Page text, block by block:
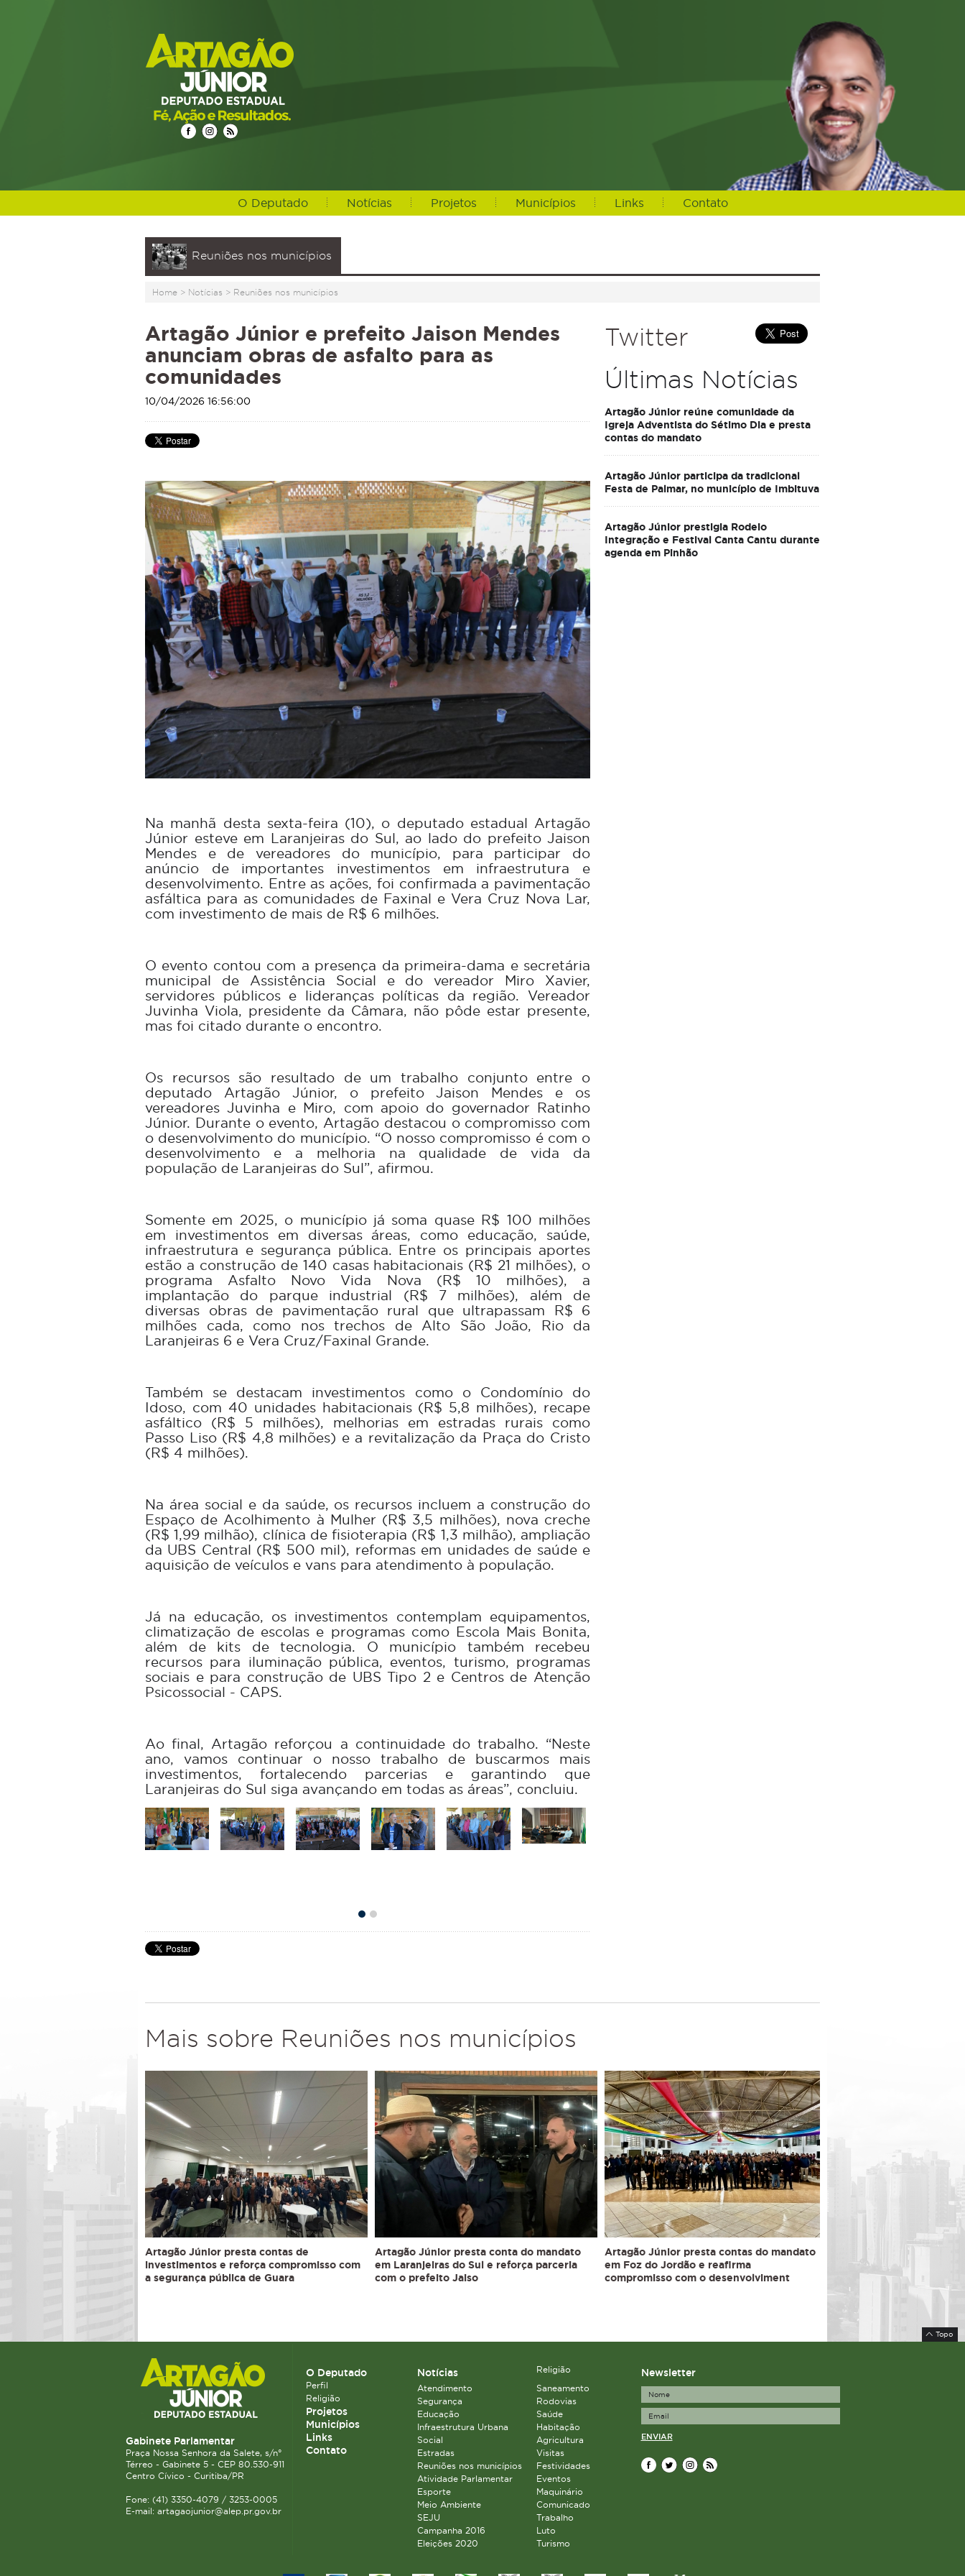
O Deputado Notícias Projetos Municípios Links Contato
Reuniões nos municípios
Home > Notícias > Reuniões nos municípios
Artagão Júnior e prefeito Jaison Mendes
anunciam obras de asfalto para as
comunidades
10/04/2026 16:56:00
Na manhã desta sexta-feira (10), o deputado estadual Artagão
Júnior esteve em Laranjeiras do Sul, ao lado do prefeito Jaison
Mendes e de vereadores do município, para participar do
anúncio de importantes investimentos em infraestrutura e
desenvolvimento. Entre as ações, foi confirmada a pavimentação
asfáltica para as comunidades de Faxinal e Vera Cruz Nova Lar,
com investimento de mais de R$ 6 milhões.
O evento contou com a presença da primeira-dama e secretária
municipal de Assistência Social e do vereador Miro Xavier,
servidores públicos e lideranças políticas da região. Vereador
Juvinha Viola, presidente da Câmara, não pôde estar presente,
mas foi citado durante o encontro.
Os recursos são resultado de um trabalho conjunto entre o
deputado Artagão Júnior, o prefeito Jaison Mendes e os
vereadores Juvinha e Miro, com apoio do governador Ratinho
Júnior. Durante o evento, Artagão destacou o compromisso com
o desenvolvimento do município. “O nosso compromisso é com o
desenvolvimento e a melhoria na qualidade de vida da
população de Laranjeiras do Sul”, afirmou.
Somente em 2025, o município já soma quase R$ 100 milhões
em investimentos em diversas áreas, como educação, saúde,
infraestrutura e segurança pública. Entre os principais aportes
estão a construção de 140 casas habitacionais (R$ 21 milhões), o
programa Asfalto Novo Vida Nova (R$ 10 milhões), a
implantação do parque industrial (R$ 7 milhões), além de
diversas obras de pavimentação rural que ultrapassam R$ 6
milhões cada, como nos trechos de Alto São João, Rio da
Laranjeiras 6 e Vera Cruz/Faxinal Grande.
Também se destacam investimentos como o Condomínio do
Idoso, com 40 unidades habitacionais (R$ 5,8 milhões), recape
asfáltico (R$ 5 milhões), melhorias em estradas rurais como
Passo Liso (R$ 4,8 milhões) e a revitalização da Praça do Cristo
(R$ 4 milhões).
Na área social e da saúde, os recursos incluem a construção do
Espaço de Acolhimento à Mulher (R$ 3,5 milhões), nova creche
(R$ 1,99 milhão), clínica de fisioterapia (R$ 1,3 milhão), ampliação
da UBS Central (R$ 500 mil), reformas em unidades de saúde e
aquisição de veículos e vans para atendimento à população.
Já na educação, os investimentos contemplam equipamentos,
climatização de escolas e programas como Escola Mais Bonita,
além de kits de tecnologia. O município também recebeu
recursos para iluminação pública, eventos, turismo, programas
sociais e para construção de UBS Tipo 2 e Centros de Atenção
Psicossocial - CAPS.
Ao final, Artagão reforçou a continuidade do trabalho. “Neste
ano, vamos continuar o nosso trabalho de buscarmos mais
investimentos, fortalecendo parcerias e garantindo que
Laranjeiras do Sul siga avançando em todas as áreas”, concluiu.
Twitter
Últimas Notícias
Artagão Júnior reúne comunidade da
Igreja Adventista do Sétimo Dia e presta
contas do mandato
Artagão Júnior participa da tradicional
Festa de Palmar, no município de Imbituva
Artagão Júnior prestigia Rodeio
Integração e Festival Canta Cantu durante
agenda em Pinhão
Mais sobre Reuniões nos municípios
Artagão Júnior presta contas de
investimentos e reforça compromisso com
a segurança pública de Guara
Artagão Júnior presta conta do mandato
em Laranjeiras do Sul e reforça parceria
com o prefeito Jaiso
Artagão Júnior presta contas do mandato
em Foz do Jordão e reafirma
compromisso com o desenvolviment
Topo
Gabinete Parlamentar
Praça Nossa Senhora da Salete, s/n°
Térreo - Gabinete 5 - CEP 80.530-911
Centro Cívico - Curitiba/PR
Fone: (41) 3350-4079 / 3253-0005
E-mail: artagaojunior@alep.pr.gov.br
O Deputado
Perfil
Religião
Projetos
Municípios
Links
Contato
Notícias
Religião
Atendimento
Saneamento
Segurança
Rodovias
Educação
Saúde
Infraestrutura Urbana
Habitação
Social
Agricultura
Estradas
Visitas
Reuniões nos municípios
Festividades
Atividade Parlamentar
Eventos
Esporte
Maquinário
Meio Ambiente
Comunicado
SEJU
Trabalho
Campanha 2016
Luto
Eleições 2020
Turismo
Newsletter
ENVIAR